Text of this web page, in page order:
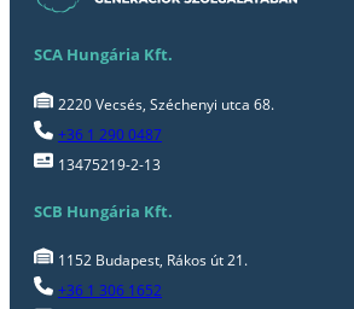
SCA Hungária Kft.
2220 Vecsés, Széchenyi utca 68.
+36 1 290 0487
13475219-2-13
SCB Hungária Kft.
1152 Budapest, Rákos út 21.
+36 1 306 1652